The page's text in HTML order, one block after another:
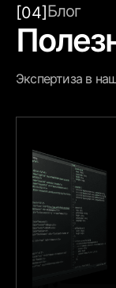
[04]Блог
Экспертиза в